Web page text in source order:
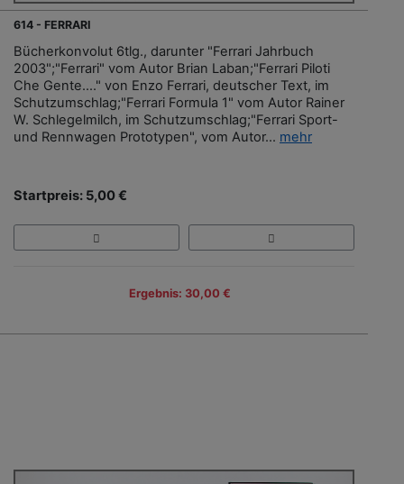
614 - FERRARI
Bücherkonvolut 6tlg., darunter "Ferrari Jahrbuch
2003";"Ferrari" vom Autor Brian Laban;"Ferrari Piloti
Che Gente…." von Enzo Ferrari, deutscher Text, im
Schutzumschlag;"Ferrari Formula 1" vom Autor Rainer
W. Schlegelmilch, im Schutzumschlag;"Ferrari Sport-
und Rennwagen Prototypen", vom Autor... mehr
Startpreis: 5,00 €
Ergebnis: 30,00 €